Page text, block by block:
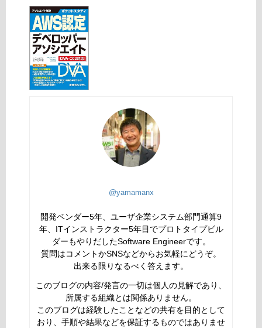
@yamamanx
開発ベンダー5年、ユーザ企業システム部門通算9
年、ITインストラクター5年目でプロトタイプビル
ダーもやりだしたSoftware Engineerです。
質問はコメントかSNSなどからお気軽にどうぞ。
出来る限りなるべく答えます。
このブログの内容/発言の一切は個人の見解であり、
所属する組織とは関係ありません。
このブログは経験したことなどの共有を目的として
おり、手順や結果などを保証するものではありませ